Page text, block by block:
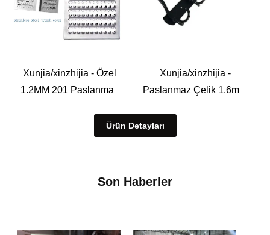
Xunjia/xinzhijia - Özel
1.2MM 201 Paslanmaz
Süpermarket Yeraltı Garaj
Siper Zemin Drenaj
Xunjia/xinzhijia -
Paslanmaz Çelik 1.6mm
Bakır 15 Askılar 5 Robe
Duvar Asma Askıları
Ürün Detayları
Son Haberler